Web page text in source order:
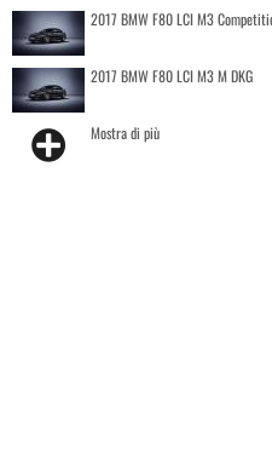
2017 BMW F80 LCI M3
2017 BMW F80 LCI M3 M DKG
Mostra di più